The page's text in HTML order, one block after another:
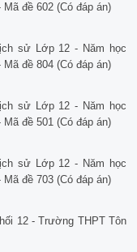
đề 602 (Có đáp án)
sử Lớp 12 - Năm học
đề 804 (Có đáp án)
sử Lớp 12 - Năm học
đề 501 (Có đáp án)
sử Lớp 12 - Năm học
đề 703 (Có đáp án)
12 - Trường THPT Tôn